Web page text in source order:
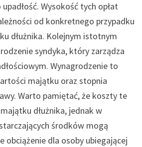
Wysokość tych opłat
od konkretnego przypadku
dłużnika. Kolejnym istotnym
syndyka, który zarządza
Wynagrodzenie to
majątku oraz stopnia
Warto pamiętać, że koszty te
dłużnika, jednak w
środków mogą
dla osoby ubiegającej